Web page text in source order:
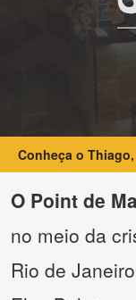
Conheça o
O Point de
no meio da
Rio de